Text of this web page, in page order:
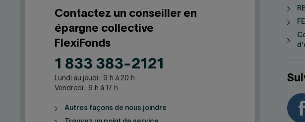
Contactez un conseiller en
épargne collective
FlexiFonds
1 833 383-2121
Lundi au jeudi : 9 h à 20 h
Vendredi : 9 h à 17 h
Autres façons de nous joindre